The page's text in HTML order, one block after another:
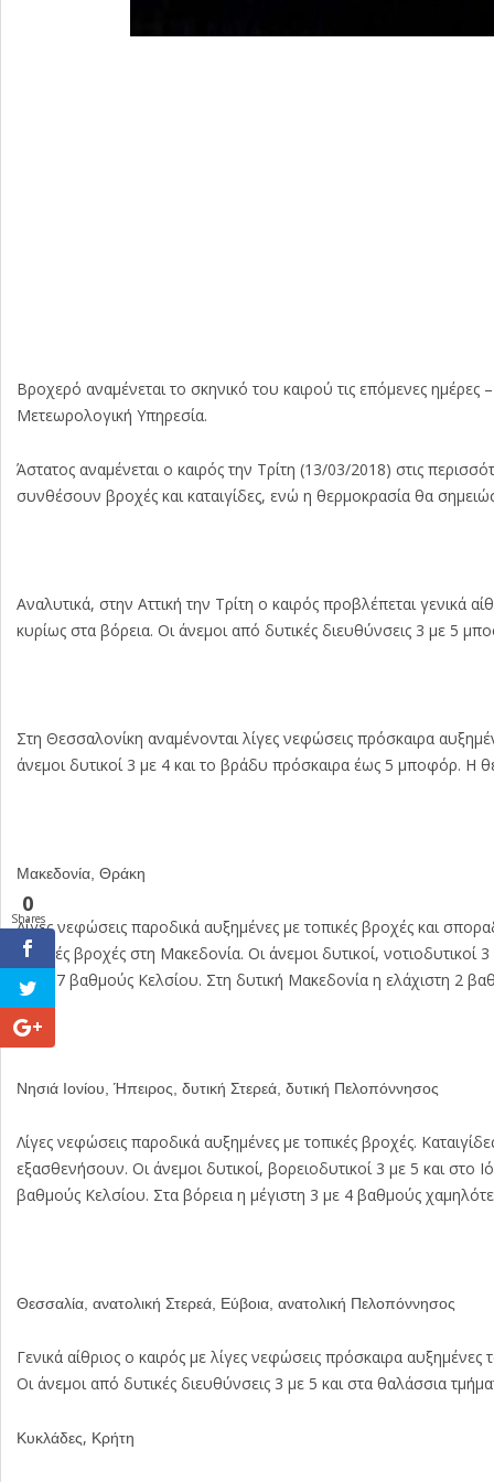
Βροχερό αναμένεται το σκηνικό του καιρού τις επόμενες
Μετεωρολογική Υπηρεσία.
Άστατος αναμένεται ο καιρός την Τρίτη (13/03/2018) στις
συνθέσουν βροχές και καταιγίδες, ενώ η θερμοκρασία θα
Αναλυτικά, στην Αττική την Τρίτη ο καιρός προβλέπεται γενικά
κυρίως στα βόρεια. Οι άνεμοι από δυτικές διευθύνσεις 3 με 5
Στη Θεσσαλονίκη αναμένονται λίγες νεφώσεις πρόσκαιρα
άνεμοι δυτικοί 3 με 4 και το βράδυ πρόσκαιρα έως 5 μποφόρ. Η
Μακεδονία, Θράκη
Λίγες νεφώσεις παροδικά αυξημένες με τοπικές βροχές και
τοπικές βροχές στη Μακεδονία. Οι άνεμοι δυτικοί,
έως 17 βαθμούς Κελσίου. Στη δυτική Μακεδονία η ελάχιστη 2
Νησιά Ιονίου, Ήπειρος, δυτική Στερεά, δυτική Πελοπόννησος
Λίγες νεφώσεις παροδικά αυξημένες με τοπικές βροχές.
εξασθενήσουν. Οι άνεμοι δυτικοί, βορειοδυτικοί 3 με 5 και
βαθμούς Κελσίου. Στα βόρεια η μέγιστη 3 με 4 βαθμούς
Θεσσαλία, ανατολική Στερεά, Εύβοια, ανατολική Πελοπόννησος
Γενικά αίθριος ο καιρός με λίγες νεφώσεις πρόσκαιρα
Οι άνεμοι από δυτικές διευθύνσεις 3 με 5 και στα θαλάσσια
Κυκλάδες, Κρήτη
0
Shares